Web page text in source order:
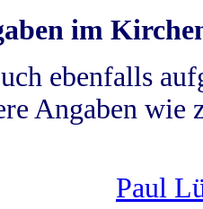
im
ebenfalls
Angaben wie
Paul